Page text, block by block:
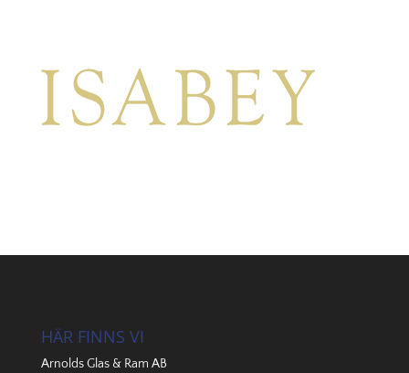
HÄR FINNS VI
Arnolds Glas & Ram AB